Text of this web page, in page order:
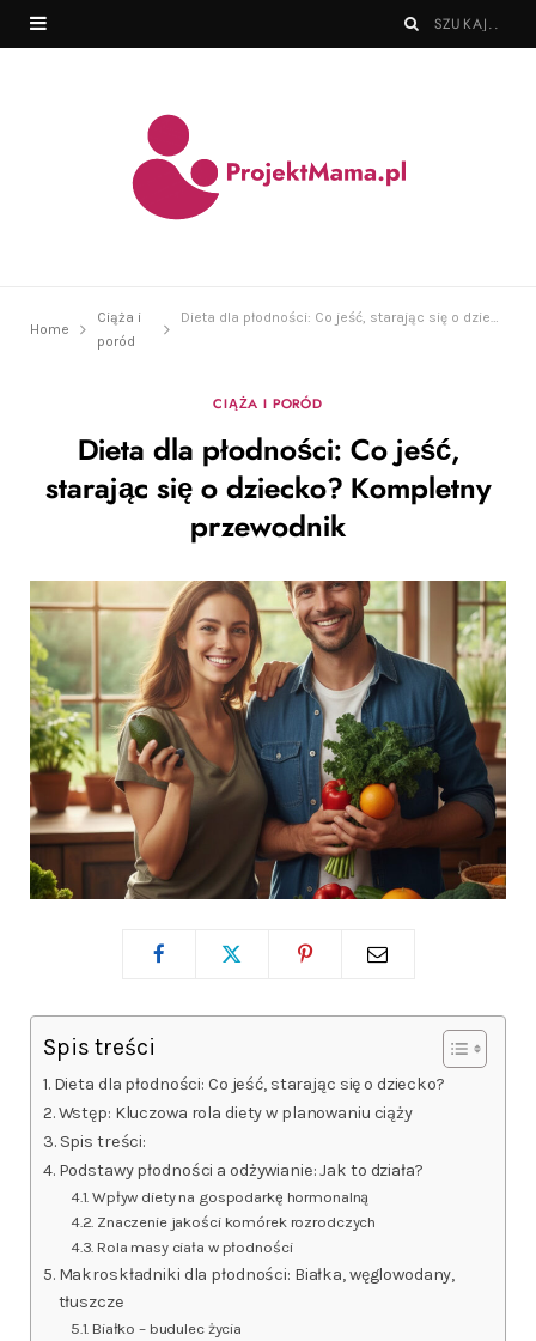
Home
Ciąża i
poród
Dieta dla płodności: Co jeść, starając się o dziecko? Kompletny przewodnik
CIĄŻA I PORÓD
Dieta dla płodności: Co jeść,
starając się o dziecko? Kompletny
przewodnik
Spis treści
Dieta dla płodności: Co jeść, starając się o dziecko?
Wstęp: Kluczowa rola diety w planowaniu ciąży
Spis treści:
Podstawy płodności a odżywianie: Jak to działa?
Wpływ diety na gospodarkę hormonalną
Znaczenie jakości komórek rozrodczych
Rola masy ciała w płodności
Makroskładniki dla płodności: Białka, węglowodany,
tłuszcze
Białko – budulec życia